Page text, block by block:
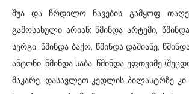
შუა და ჩრდილო ნავების გამყოფ
გამოსახული არიან: წმინდა არტემი,
სერგი, წმინდა ბაქო, წმინდა დამიანე,
ანტონი, წმინდა საბა, წმინდა ეფთვიმე
მაკარე. დასავლეთ კედლის პილასტრზე კი